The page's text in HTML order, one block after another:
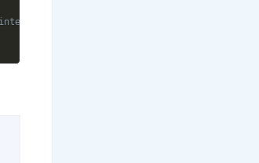
num のつもり) // 変数numのアドレスをアドレ